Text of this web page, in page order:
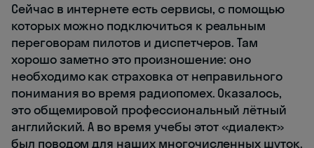
Сейчас в интернете есть сервисы, с помощью
которых можно подключиться к реальным
переговорам пилотов и диспетчеров. Там
хорошо заметно это произношение: оно
необходимо как страховка от неправильного
понимания во время радиопомех. Оказалось,
это общемировой профессиональный лётный
английский. А во время учебы этот «диалект»
был поводом для наших многочисленных шуток.